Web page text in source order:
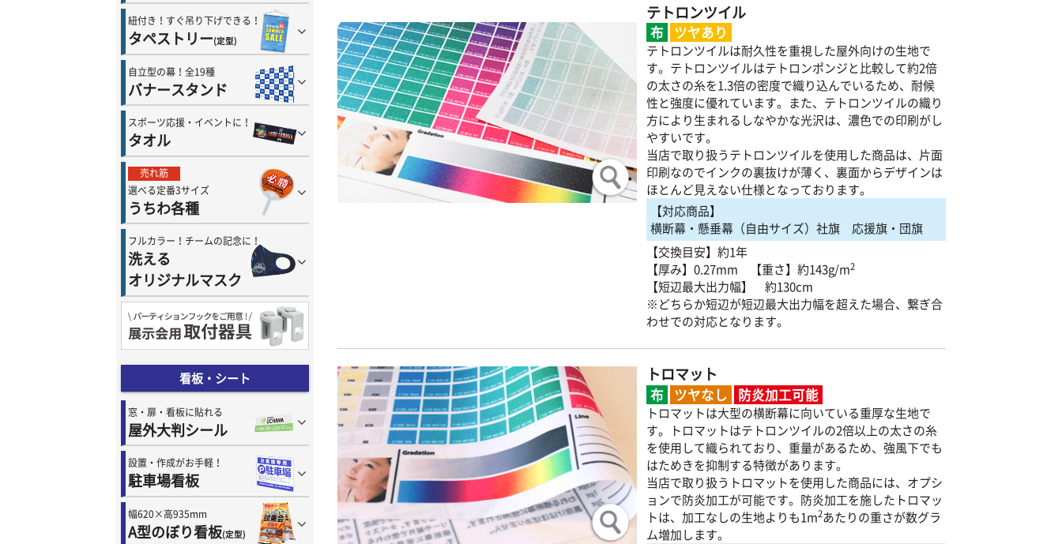
紐付き！すぐ吊り下げできる！
タペストリー(定型)
自立型の幕！全19種
バナースタンド
スポーツ応援・イベントに！
タオル
売れ筋
選べる定番3サイズ
うちわ各種
フルカラー！チームの記念に！
洗える
オリジナルマスク
看板・シート
窓・扉・看板に貼れる
屋外大判シール
設置・作成がお手軽！
駐車場看板
幅620×高935mm
A型のぼり看板(定型)
テトロンツイル
布 ツヤあり
テトロンツイルは耐久性を重視した屋外向けの生地で
す。テトロンツイルはテトロンポンジと比較して約2倍
の太さの糸を1.3倍の密度で織り込んでいるため、耐候
性と強度に優れています。また、テトロンツイルの織り
方により生まれるしなやかな光沢は、濃色での印刷がし
やすいです。
当店で取り扱うテトロンツイルを使用した商品は、片面
印刷なのでインクの裏抜けが薄く、裏面からデザインは
ほとんど見えない仕様となっております。
【対応商品】
横断幕・懸垂幕（自由サイズ）社旗 応援旗・団旗
【交換目安】約1年
【厚み】0.27mm 【重さ】約143g/m2
【短辺最大出力幅】 約130cm
※どちらか短辺が短辺最大出力幅を超えた場合、繋ぎ合
わせでの対応となります。
トロマット
布 ツヤなし 防炎加工可能
トロマットは大型の横断幕に向いている重厚な生地で
す。トロマットはテトロンツイルの2倍以上の太さの糸
を使用して織られており、重量があるため、強風下でも
はためきを抑制する特徴があります。
当店で取り扱うトロマットを使用した商品には、オプシ
ョンで防炎加工が可能です。防炎加工を施したトロマッ
トは、加工なしの生地よりも1m2あたりの重さが数グラ
ム増加します。